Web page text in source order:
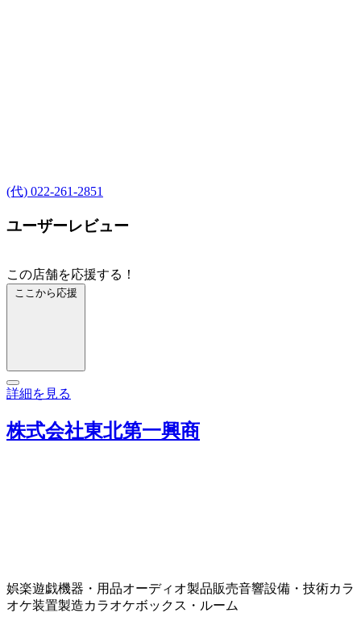
(代) 022-261-2851
ユーザーレビュー
この店舗を応援する！
ここから応援
詳細を見る
株式会社東北第一興商
娯楽遊戯機器・用品オーディオ製品販売音響設備・技術カラ
オケ装置製造カラオケボックス・ルーム